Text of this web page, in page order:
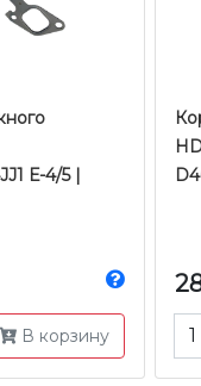
Е-4/5 |
В корзину